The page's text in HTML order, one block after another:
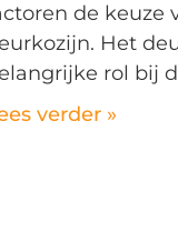
de keuze
Het
rol bij
verder »